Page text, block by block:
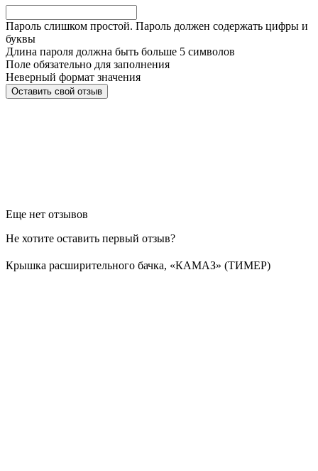
Пароль слишком простой. Пароль должен содержать цифры и
буквы
Длина пароля должна быть больше 5 символов
Поле обязательно для заполнения
Неверный формат значения
Еще нет отзывов
Не хотите оставить первый отзыв?
Крышка расширительного бачка, «КАМАЗ» (ТИМЕР)